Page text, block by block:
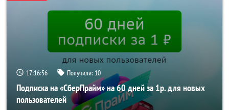
17:16:55 Получили: 10
Подписка на «СберПрайм» на 60 дней за 1р. для новых
пользователей